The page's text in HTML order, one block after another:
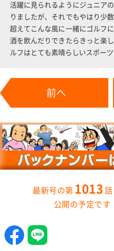
活躍に見られるようにジュニア
りましたが、それでもやはり少
超えてこんな風に一緒にゴルフ
酒を飲んだりできたらきっと楽
ルフはとても素晴らしいスポーツ
前へ
1013
公開の予定です